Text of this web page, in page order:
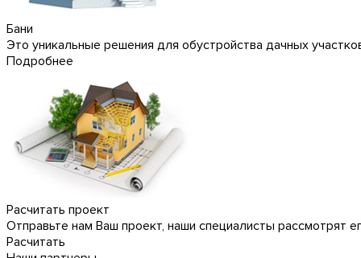
Бани
Это уникальные решения для обустройства дачных
Подробнее
Расчитать проект
Отправьте нам Ваш проект, наши специалисты рассмотрят
Расчитать